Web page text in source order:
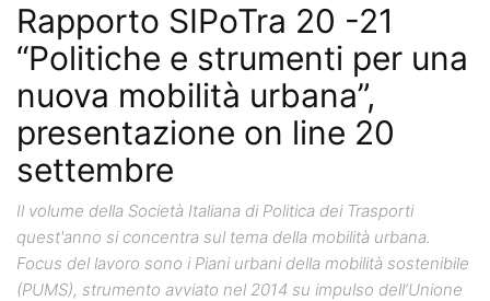
Rapporto SIPoTra 20 -21
“Politiche e strumenti per una
nuova mobilità urbana”,
presentazione on line 20
settembre
Il volume della Società Italiana di Politica dei Trasporti
quest'anno si concentra sul tema della mobilità urbana.
Focus del lavoro sono i Piani urbani della mobilità sostenibile
(PUMS), strumento avviato nel 2014 su impulso dell’Unione